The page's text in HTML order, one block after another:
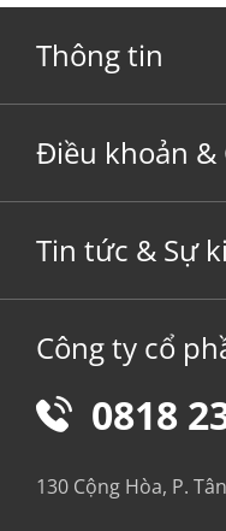
Thông tin
Điều khoản &
Tin tức & Sự
Công ty cổ
0818
130 Cộng Hòa, P.